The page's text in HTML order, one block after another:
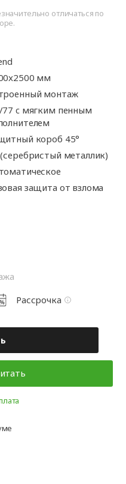
отличаться по
мм
монтаж
77 c мягким пенным
короб 45°
металлик)
защита от взлома
Рассрочка